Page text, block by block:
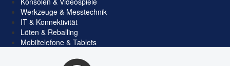
Werkzeuge & Messtechnik
IT & Konnektivität
Löten & Reballing
Mobiltelefone & Tablets